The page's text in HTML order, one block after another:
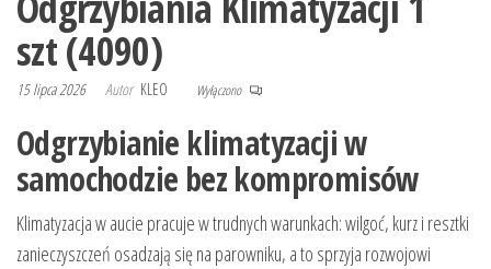
szt (4090)
15 lipca 2026 Autor KLEO Wyłączono
Odgrzybianie klimatyzacji w
samochodzie bez kompromisów
Klimatyzacja w aucie pracuje w trudnych warunkach: wilgoć, kurz i resztki
zanieczyszczeń osadzają się na parowniku, a to sprzyja rozwojowi